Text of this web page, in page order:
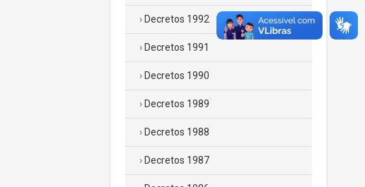
Decretos 1992
Decretos 1991
Decretos 1990
Decretos 1989
Decretos 1988
Decretos 1987